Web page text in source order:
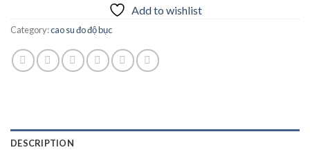
Add to wishlist
Category:cao su đo độ bục
DESCRIPTION